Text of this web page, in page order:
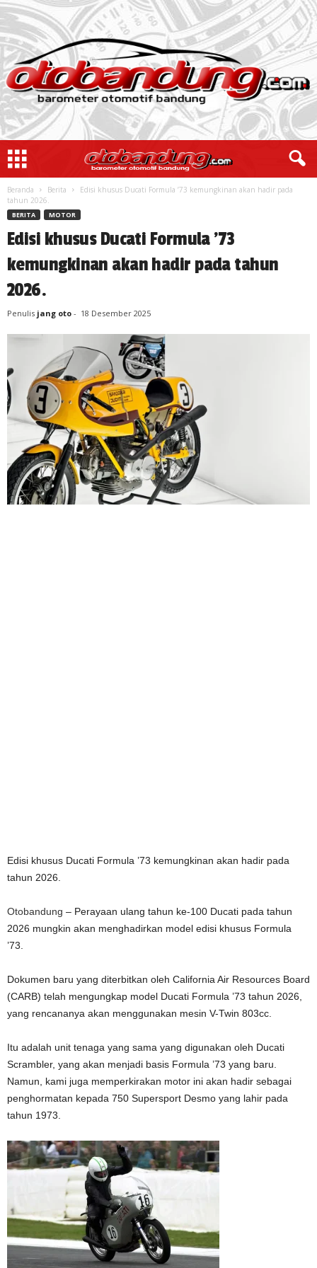
Beranda Berita
Edisi khusus Ducati Formula ’73 kemungkinan akan hadir pada
tahun 2026.
BERITA MOTOR
Edisi khusus Ducati Formula ’73
kemungkinan akan hadir pada tahun
2026.
Penulis jang oto - 18 Desember 2025
Edisi khusus Ducati Formula ’73 kemungkinan akan hadir pada
tahun 2026.
Otobandung – Perayaan ulang tahun ke-100 Ducati pada tahun
2026 mungkin akan menghadirkan model edisi khusus Formula
’73.
Dokumen baru yang diterbitkan oleh California Air Resources Board
(CARB) telah mengungkap model Ducati Formula ’73 tahun 2026,
yang rencananya akan menggunakan mesin V-Twin 803cc.
Itu adalah unit tenaga yang sama yang digunakan oleh Ducati
Scrambler, yang akan menjadi basis Formula ’73 yang baru.
Namun, kami juga memperkirakan motor ini akan hadir sebagai
penghormatan kepada 750 Supersport Desmo yang lahir pada
tahun 1973.